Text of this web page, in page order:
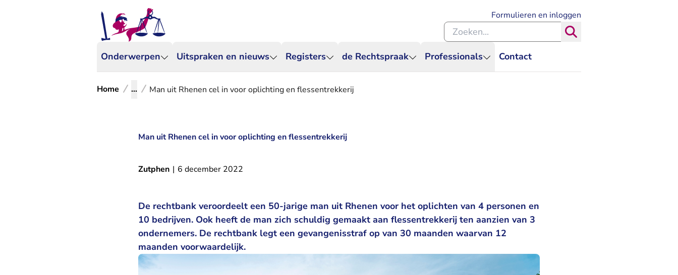
Onderwerpen Uitspraken en nieuws Registers de Rechtspraak Professionals Contact
Formulieren en inloggen
Zoeken binnen de Rechtspraak
Home ... Man uit Rhenen cel in voor oplichting en flessentrekkerij
Man uit Rhenen cel in voor oplichting en flessentrekkerij
Zutphen | 6 december 2022
De rechtbank veroordeelt een 50-jarige man uit Rhenen voor het oplichten van 4 personen en
10 bedrijven. Ook heeft de man zich schuldig gemaakt aan flessentrekkerij ten aanzien van 3
ondernemers. De rechtbank legt een gevangenisstraf op van 30 maanden waarvan 12
maanden voorwaardelijk.